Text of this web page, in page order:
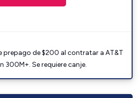
prepago de $200 al contratar a AT&T
300M+. Se requiere canje.